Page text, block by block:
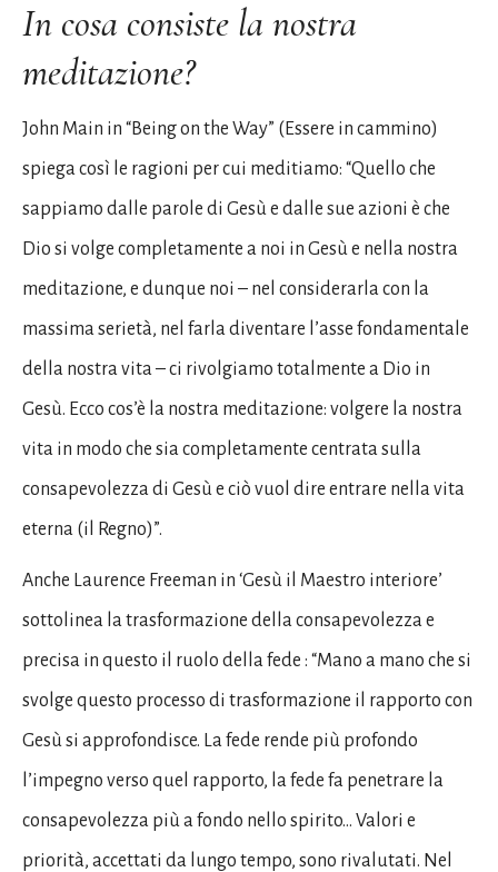
In cosa consiste la nostra
meditazione?
John Main in “Being on the Way” (Essere in cammino)
spiega così le ragioni per cui meditiamo: “Quello che
sappiamo dalle parole di Gesù e dalle sue azioni è che
Dio si volge completamente a noi in Gesù e nella nostra
meditazione, e dunque noi – nel considerarla con la
massima serietà, nel farla diventare l’asse fondamentale
della nostra vita – ci rivolgiamo totalmente a Dio in
Gesù. Ecco cos’è la nostra meditazione: volgere la nostra
vita in modo che sia completamente centrata sulla
consapevolezza di Gesù e ciò vuol dire entrare nella vita
eterna (il Regno)”.
Anche Laurence Freeman in ‘Gesù il Maestro interiore’
sottolinea la trasformazione della consapevolezza e
precisa in questo il ruolo della fede : “Mano a mano che si
svolge questo processo di trasformazione il rapporto con
Gesù si approfondisce. La fede rende più profondo
l’impegno verso quel rapporto, la fede fa penetrare la
consapevolezza più a fondo nello spirito… Valori e
priorità, accettati da lungo tempo, sono rivalutati. Nel